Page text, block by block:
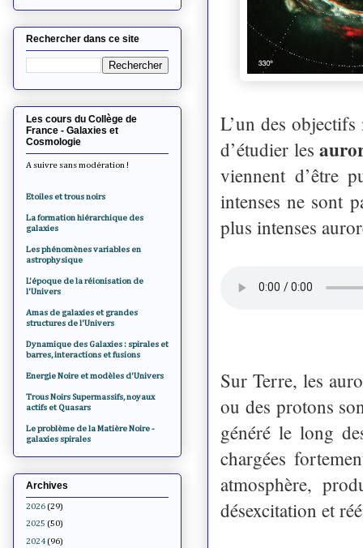
L’un des
d’étudier les
viennent d’être
intenses ne sont
plus intenses
Sur Terre, les
ou des protons
généré le long
chargées
atmosphère,
désexcitation et
Rechercher dans ce site
Les cours du Collège de
France - Galaxies et
Cosmologie
A suivre sans modération !
Etoiles et trous noirs
La formation hiérarchique des
galaxies
Les phénomènes variables en
astrophysique
L'époque de la réionisation de
l'Univers
Amas de galaxies et grandes
structures de l'Univers
Dynamique des Galaxies : spirales et
barres, interactions et fusions
Energie Noire et modèles d'Univers
Trous Noirs Supermassifs, noyaux
actifs et Quasars
Le problème de la Matière Noire -
galaxies spirales
Archives
2026 (29)
2025 (50)
2024 (96)